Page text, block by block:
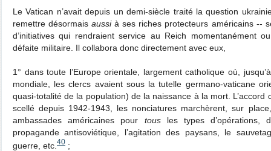
Le Vatican n’avait depuis un demi-siècle traité la question
remettre désormaisaussià ses riches protecteurs américains ‑‑
d’initiatives qui rendraient service au Reich momentanément
défaite militaire. Il collabora donc directement avec eux,
1° dans toute l’Europe orientale, largement catholique où,
mondiale, les clercs avaient sous la tutelle germano-vaticane
quasi-totalité de la population) de la naissance à la mort. L’accord
scellé depuis 1942-1943, les nonciatures marchèrent, sur
ambassades américaines pour tousles types d’opérations,
propagande antisoviétique, l’agitation des paysans, le
guerre, etc. 40 ;